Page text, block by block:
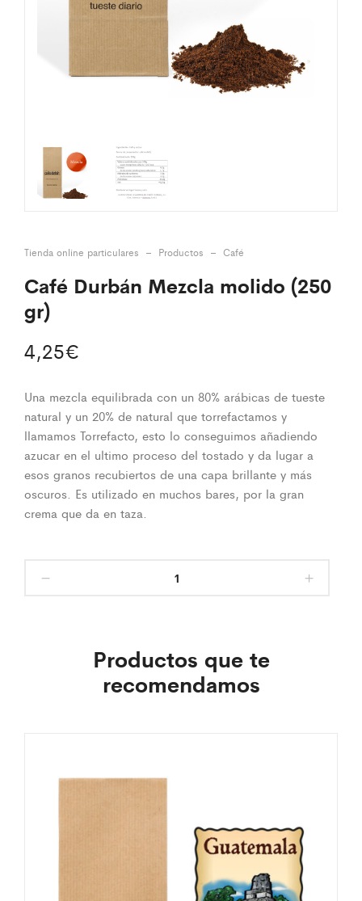
Tienda online particulares – Productos – Café
Café Durbán Mezcla molido (250
gr)
4,25€
Una mezcla equilibrada con un 80% arábicas de tueste
natural y un 20% de natural que torrefactamos y
llamamos Torrefacto, esto lo conseguimos añadiendo
azucar en el ultimo proceso del tostado y da lugar a
esos granos recubiertos de una capa brillante y más
oscuros. Es utilizado en muchos bares, por la gran
crema que da en taza.
Productos que te
recomendamos